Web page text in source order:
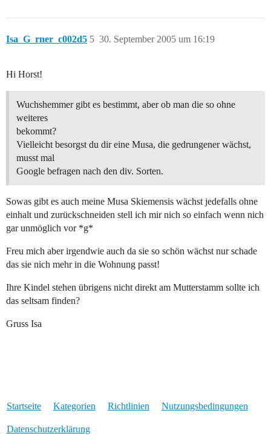
Isa_G_rner_c002d5 30. September 2005 um 16:19
5
Hi Horst!
Wuchshemmer gibt es bestimmt, aber ob man die so ohne
weiteres
bekommt?
Vielleicht besorgst du dir eine Musa, die gedrungener wächst,
musst mal
Google befragen nach den div. Sorten.
Sowas gibt es auch meine Musa Skiemensis wächst jedefalls ohne
einhalt und zurückschneiden stell ich mir nich so einfach wenn nich
gar unmöglich vor *g*
Freu mich aber irgendwie auch da sie so schön wächst nur schade
das sie nich mehr in die Wohnung passt!
Ihre Kindel stehen übrigens nicht direkt am Mutterstamm sollte ich
das seltsam finden?
Gruss Isa
Startseite Kategorien Richtlinien Nutzungsbedingungen
Datenschutzerklärung